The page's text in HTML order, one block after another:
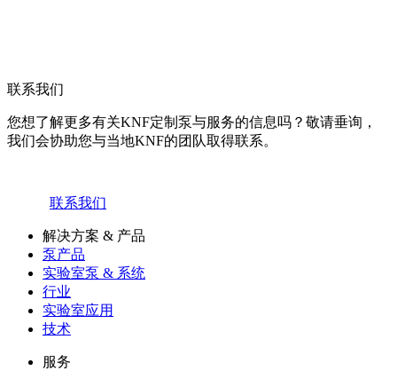
联系我们
您想了解更多有关KNF定制泵与服务的信息吗？敬请垂询，
我们会协助您与当地KNF的团队取得联系。
联系我们
解决方案 & 产品
泵产品
实验室泵 & 系统
行业
实验室应用
技术
服务